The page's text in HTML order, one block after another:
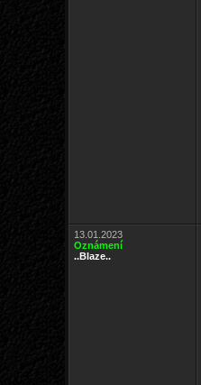
13.01.2023
Oznámení
..Blaze..